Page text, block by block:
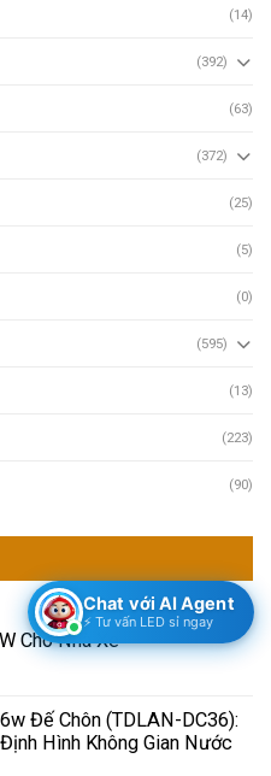
(14)
(392)
(63)
(372)
(25)
(5)
(0)
(595)
(13)
(223)
(90)
Cho Nhà Xe
Đế Chôn (TDLAN-DC36):
Hình Không Gian Nước
Chat với AI Agent
⚡ Tư vấn LED sỉ ngay